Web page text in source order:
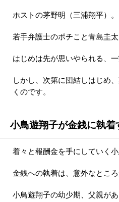
ホストの茅野明（三浦翔平）。
若手弁護士のポチこと青島圭太
はじめは先が思いやられる、
しかし、次第に団結しはじめ
くのです。
小鳥遊翔子が金銭に執着
着々と報酬金を手にしていく小
金銭への執着は、意外なとこ
小鳥遊翔子の幼少期、父親が